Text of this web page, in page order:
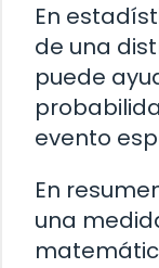
En
de una
puede
evento
En
una